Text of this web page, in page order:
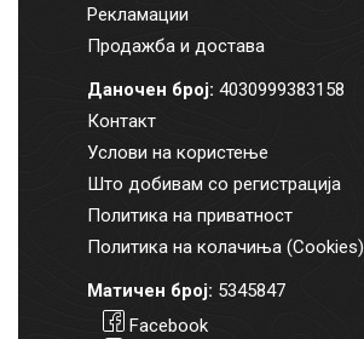
Рекламации
Продажба и достава
Даночен број: 4030999383158
Контакт
Услови на користење
Што добивам со регистрација
Политика на приватност
Политика на колачиња (Cookies)
Матичен број: 5345847
Facebook